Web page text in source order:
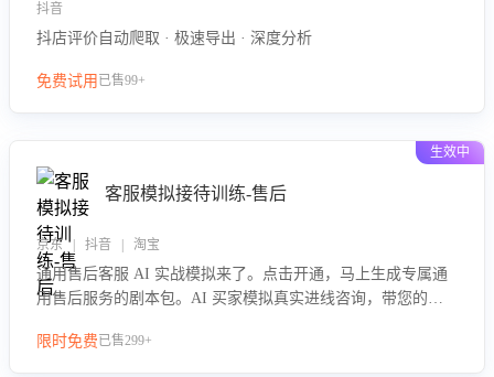
抖音
抖店评价自动爬取 · 极速导出 · 深度分析
免费试用 已售99+
生效中
客服模拟接待训练-售后
京东 | 抖音 | 淘宝
通用售后客服 AI 实战模拟来了。点击开通，马上生成专属通
用售后服务的剧本包。AI 买家模拟真实进线咨询，带您的客
要点，轻松提升服务能力。
限时免费已售299+